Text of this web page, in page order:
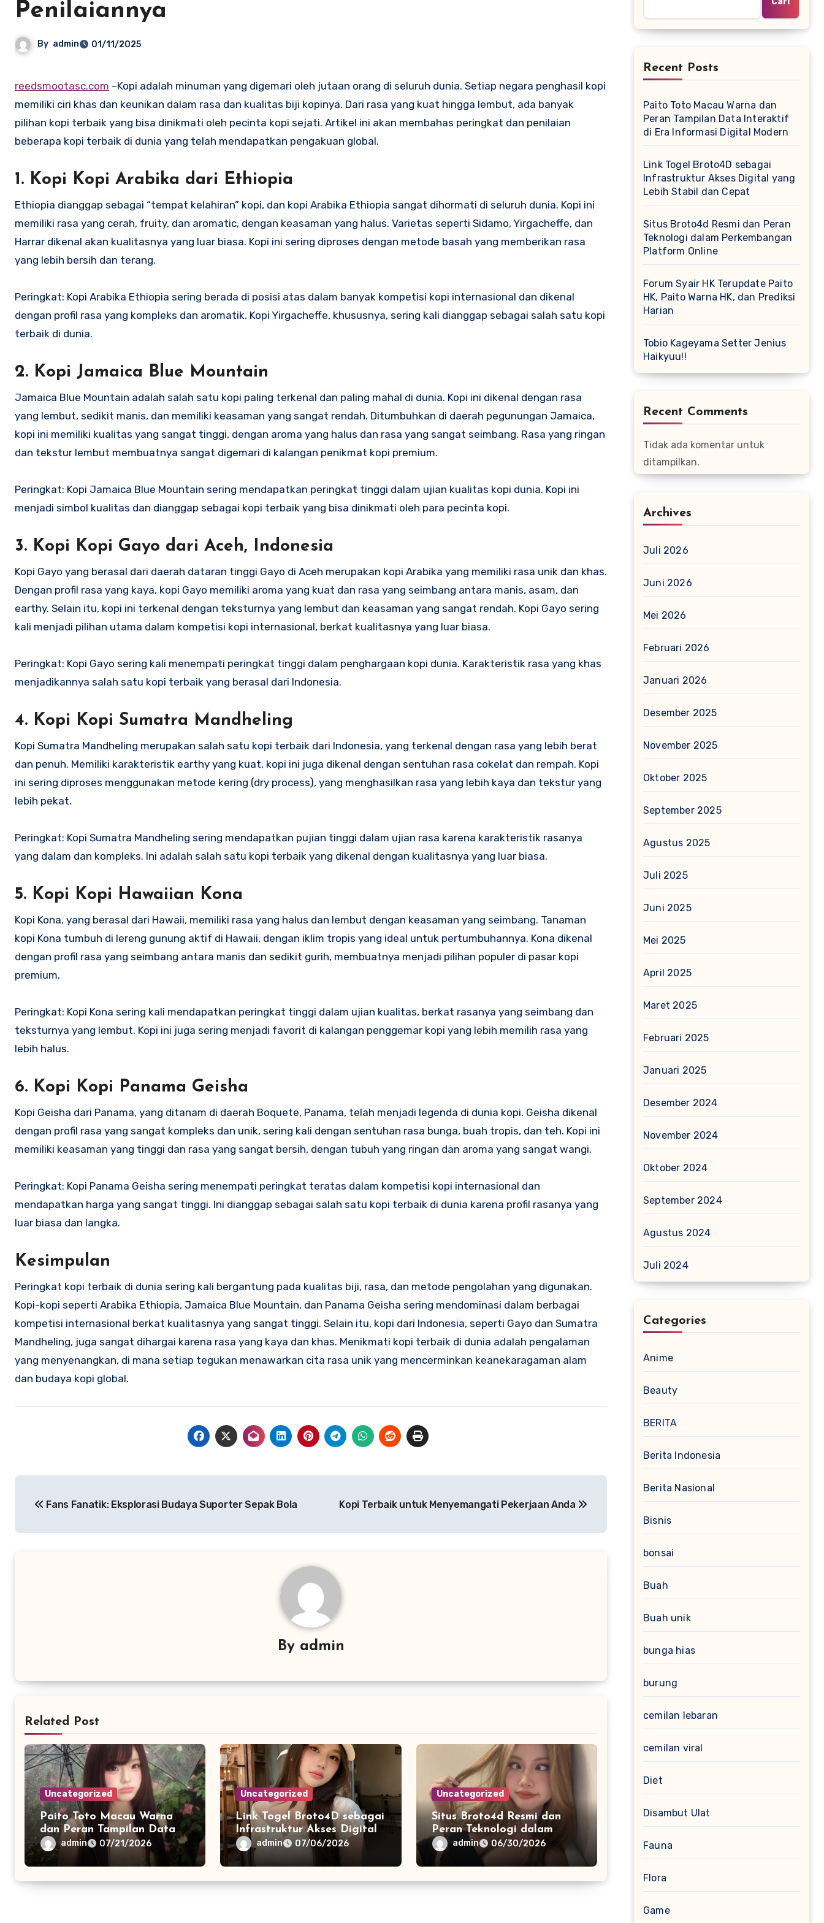
Penilaiannya
By admin 01/11/2025
reedsmootasc.com –Kopi adalah minuman yang digemari oleh jutaan orang di seluruh dunia. Setiap negara penghasil kopi
memiliki ciri khas dan keunikan dalam rasa dan kualitas biji kopinya. Dari rasa yang kuat hingga lembut, ada banyak
pilihan kopi terbaik yang bisa dinikmati oleh pecinta kopi sejati. Artikel ini akan membahas peringkat dan penilaian
beberapa kopi terbaik di dunia yang telah mendapatkan pengakuan global.
1. Kopi Kopi Arabika dari Ethiopia
Ethiopia dianggap sebagai “tempat kelahiran” kopi, dan kopi Arabika Ethiopia sangat dihormati di seluruh dunia. Kopi ini
memiliki rasa yang cerah, fruity, dan aromatic, dengan keasaman yang halus. Varietas seperti Sidamo, Yirgacheffe, dan
Harrar dikenal akan kualitasnya yang luar biasa. Kopi ini sering diproses dengan metode basah yang memberikan rasa
yang lebih bersih dan terang.
Peringkat: Kopi Arabika Ethiopia sering berada di posisi atas dalam banyak kompetisi kopi internasional dan dikenal
dengan profil rasa yang kompleks dan aromatik. Kopi Yirgacheffe, khususnya, sering kali dianggap sebagai salah satu kopi
terbaik di dunia.
2. Kopi Jamaica Blue Mountain
Jamaica Blue Mountain adalah salah satu kopi paling terkenal dan paling mahal di dunia. Kopi ini dikenal dengan rasa
yang lembut, sedikit manis, dan memiliki keasaman yang sangat rendah. Ditumbuhkan di daerah pegunungan Jamaica,
kopi ini memiliki kualitas yang sangat tinggi, dengan aroma yang halus dan rasa yang sangat seimbang. Rasa yang ringan
dan tekstur lembut membuatnya sangat digemari di kalangan penikmat kopi premium.
Peringkat: Kopi Jamaica Blue Mountain sering mendapatkan peringkat tinggi dalam ujian kualitas kopi dunia. Kopi ini
menjadi simbol kualitas dan dianggap sebagai kopi terbaik yang bisa dinikmati oleh para pecinta kopi.
3. Kopi Kopi Gayo dari Aceh, Indonesia
Kopi Gayo yang berasal dari daerah dataran tinggi Gayo di Aceh merupakan kopi Arabika yang memiliki rasa unik dan khas.
Dengan profil rasa yang kaya, kopi Gayo memiliki aroma yang kuat dan rasa yang seimbang antara manis, asam, dan
earthy. Selain itu, kopi ini terkenal dengan teksturnya yang lembut dan keasaman yang sangat rendah. Kopi Gayo sering
kali menjadi pilihan utama dalam kompetisi kopi internasional, berkat kualitasnya yang luar biasa.
Peringkat: Kopi Gayo sering kali menempati peringkat tinggi dalam penghargaan kopi dunia. Karakteristik rasa yang khas
menjadikannya salah satu kopi terbaik yang berasal dari Indonesia.
4. Kopi Kopi Sumatra Mandheling
Kopi Sumatra Mandheling merupakan salah satu kopi terbaik dari Indonesia, yang terkenal dengan rasa yang lebih berat
dan penuh. Memiliki karakteristik earthy yang kuat, kopi ini juga dikenal dengan sentuhan rasa cokelat dan rempah. Kopi
ini sering diproses menggunakan metode kering (dry process), yang menghasilkan rasa yang lebih kaya dan tekstur yang
lebih pekat.
Peringkat: Kopi Sumatra Mandheling sering mendapatkan pujian tinggi dalam ujian rasa karena karakteristik rasanya
yang dalam dan kompleks. Ini adalah salah satu kopi terbaik yang dikenal dengan kualitasnya yang luar biasa.
5. Kopi Kopi Hawaiian Kona
Kopi Kona, yang berasal dari Hawaii, memiliki rasa yang halus dan lembut dengan keasaman yang seimbang. Tanaman
kopi Kona tumbuh di lereng gunung aktif di Hawaii, dengan iklim tropis yang ideal untuk pertumbuhannya. Kona dikenal
dengan profil rasa yang seimbang antara manis dan sedikit gurih, membuatnya menjadi pilihan populer di pasar kopi
premium.
Peringkat: Kopi Kona sering kali mendapatkan peringkat tinggi dalam ujian kualitas, berkat rasanya yang seimbang dan
teksturnya yang lembut. Kopi ini juga sering menjadi favorit di kalangan penggemar kopi yang lebih memilih rasa yang
lebih halus.
6. Kopi Kopi Panama Geisha
Kopi Geisha dari Panama, yang ditanam di daerah Boquete, Panama, telah menjadi legenda di dunia kopi. Geisha dikenal
dengan profil rasa yang sangat kompleks dan unik, sering kali dengan sentuhan rasa bunga, buah tropis, dan teh. Kopi ini
memiliki keasaman yang tinggi dan rasa yang sangat bersih, dengan tubuh yang ringan dan aroma yang sangat wangi.
Peringkat: Kopi Panama Geisha sering menempati peringkat teratas dalam kompetisi kopi internasional dan
mendapatkan harga yang sangat tinggi. Ini dianggap sebagai salah satu kopi terbaik di dunia karena profil rasanya yang
luar biasa dan langka.
Kesimpulan
Peringkat kopi terbaik di dunia sering kali bergantung pada kualitas biji, rasa, dan metode pengolahan yang digunakan.
Kopi-kopi seperti Arabika Ethiopia, Jamaica Blue Mountain, dan Panama Geisha sering mendominasi dalam berbagai
kompetisi internasional berkat kualitasnya yang sangat tinggi. Selain itu, kopi dari Indonesia, seperti Gayo dan Sumatra
Mandheling, juga sangat dihargai karena rasa yang kaya dan khas. Menikmati kopi terbaik di dunia adalah pengalaman
yang menyenangkan, di mana setiap tegukan menawarkan cita rasa unik yang mencerminkan keanekaragaman alam
dan budaya kopi global.
pos Fans Fanatik: Eksplorasi Budaya Suporter Sepak Bola Kopi Terbaik untuk Menyemangati Pekerjaan Anda
By admin
Related Post
Uncategorized
Paito Toto Macau Warna
dan Peran Tampilan Data
Interaktif di Era Informasi
Digital Modern
admin 07/21/2026
Uncategorized
Link Togel Broto4D sebagai
Infrastruktur Akses Digital
yang Lebih Stabil dan
Cepat
admin 07/06/2026
Uncategorized
Situs Broto4d Resmi dan
Peran Teknologi dalam
Perkembangan Platform
Online
admin 06/30/2026
Recent Posts
Paito Toto Macau Warna dan
Peran Tampilan Data Interaktif
di Era Informasi Digital Modern
Link Togel Broto4D sebagai
Infrastruktur Akses Digital yang
Lebih Stabil dan Cepat
Situs Broto4d Resmi dan Peran
Teknologi dalam Perkembangan
Platform Online
Forum Syair HK Terupdate Paito
HK, Paito Warna HK, dan Prediksi
Harian
Tobio Kageyama Setter Jenius
Haikyuu!!
Recent Comments
Tidak ada komentar untuk
ditampilkan.
Archives
Juli 2026
Juni 2026
Mei 2026
Februari 2026
Januari 2026
Desember 2025
November 2025
Oktober 2025
September 2025
Agustus 2025
Juli 2025
Juni 2025
Mei 2025
April 2025
Maret 2025
Februari 2025
Januari 2025
Desember 2024
November 2024
Oktober 2024
September 2024
Agustus 2024
Juli 2024
Categories
Anime
Beauty
BERITA
Berita Indonesia
Berita Nasional
Bisnis
bonsai
Buah
Buah unik
bunga hias
burung
cemilan lebaran
cemilan viral
Diet
Disambut Ulat
Fauna
Flora
Game